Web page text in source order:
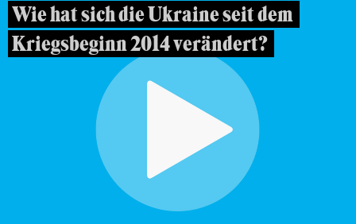
Wie hat sich die Ukraine seit dem
Kriegsbeginn 2014 verändert?